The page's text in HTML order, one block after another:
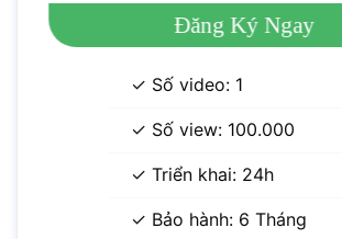
Đăng Ký Ngay
✓ Số video: 1
✓ Số view: 100.000
✓ Triển khai: 24h
✓ Bảo hành: 6 Tháng